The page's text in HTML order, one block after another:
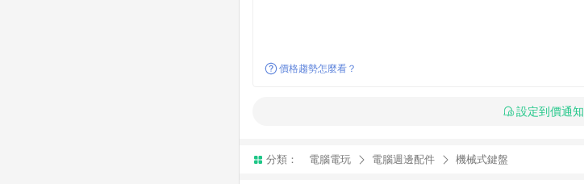
價格趨勢怎麼看？
設定到價通知
分類： 電腦電玩 電腦週邊配件 機械式鍵盤